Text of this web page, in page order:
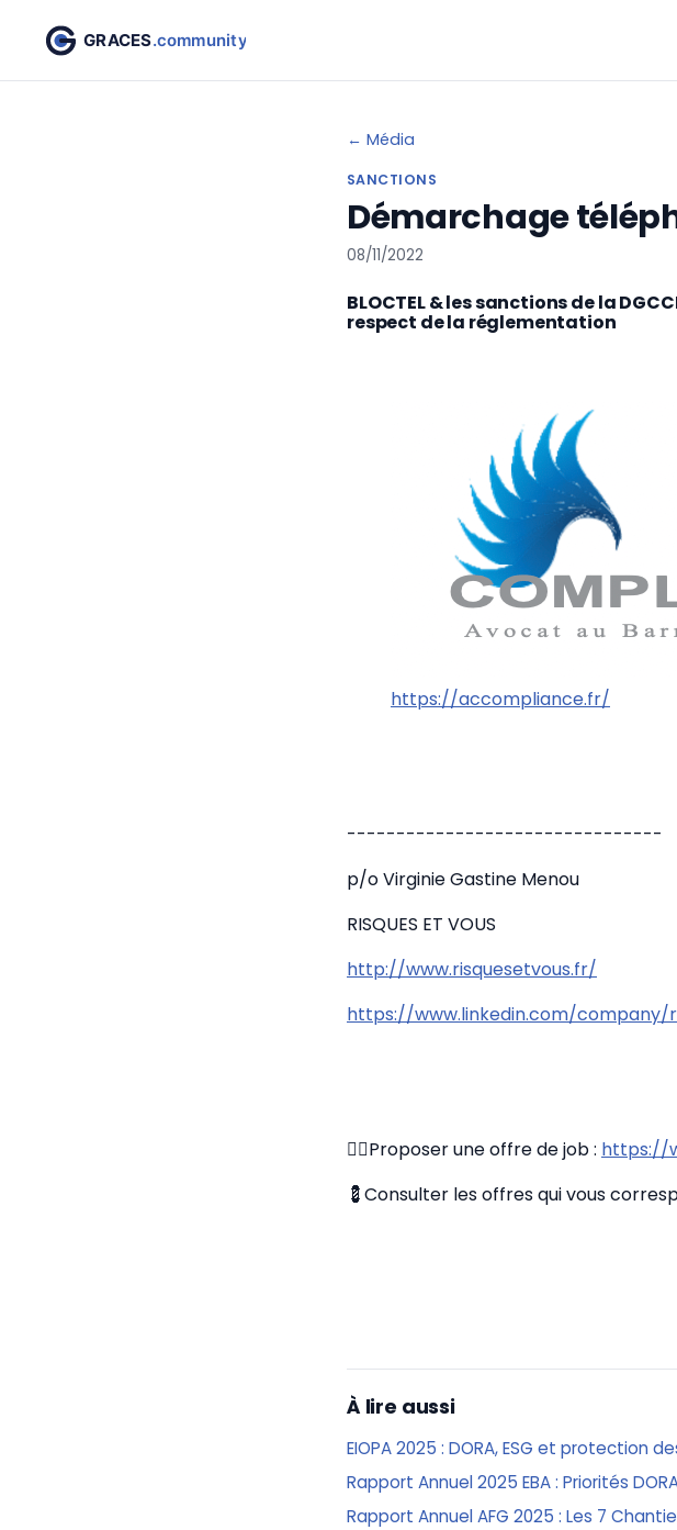
← Média
SANCTIONS
Démarchage
08/11/2022
BLOCTEL & les sanctions de la
respect de la réglementation
https://accompliance.fr/
--------------------------------
p/o Virginie Gastine Menou
RISQUES ET VOUS
http://www.risquesetvous.fr/
https://www.linkedin.com/company/
✍🏼Proposer une offre de job : https://
💈Consulter les offres qui vous
À lire aussi
EIOPA 2025 : DORA, ESG et protection
Rapport Annuel 2025 EBA : Priorités
Rapport Annuel AFG 2025 : Les 7